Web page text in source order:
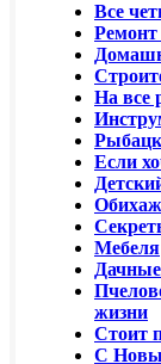
Все
Ремонт
На все
Если
Мебеля
жизни
Стоит
С